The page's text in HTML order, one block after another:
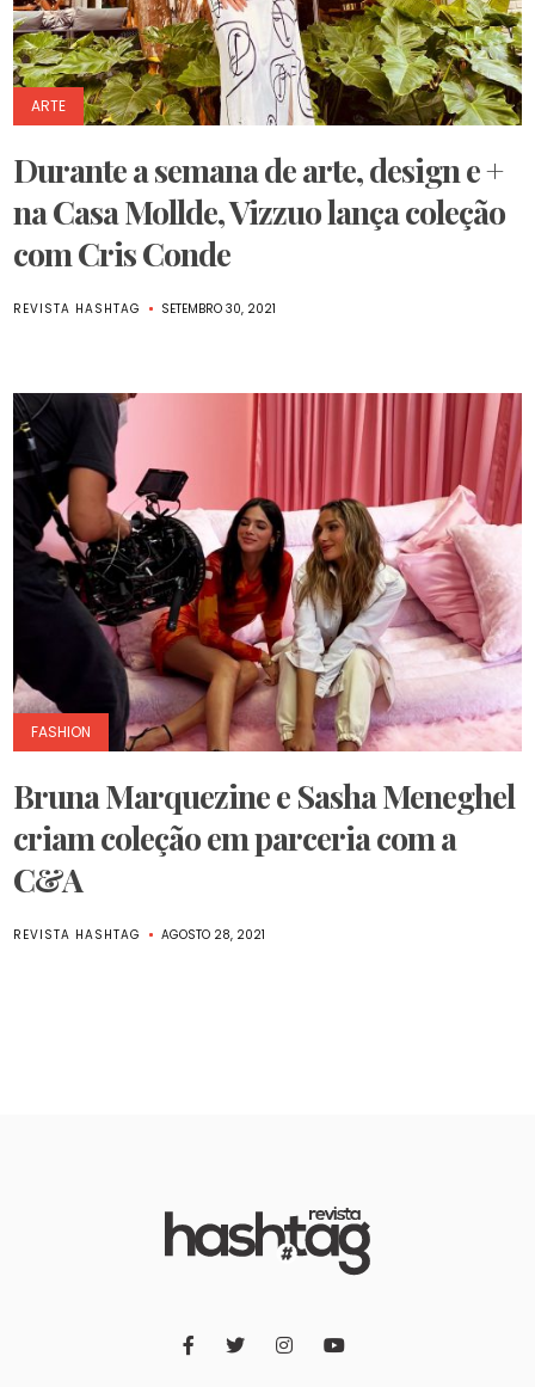
ARTE
Durante a semana de arte, design e +
na Casa Mollde, Vizzuo lança coleção
com Cris Conde
REVISTA HASHTAG SETEMBRO 30, 2021
FASHION
Bruna Marquezine e Sasha Meneghel
criam coleção em parceria com a
C&A
REVISTA HASHTAG AGOSTO 28, 2021